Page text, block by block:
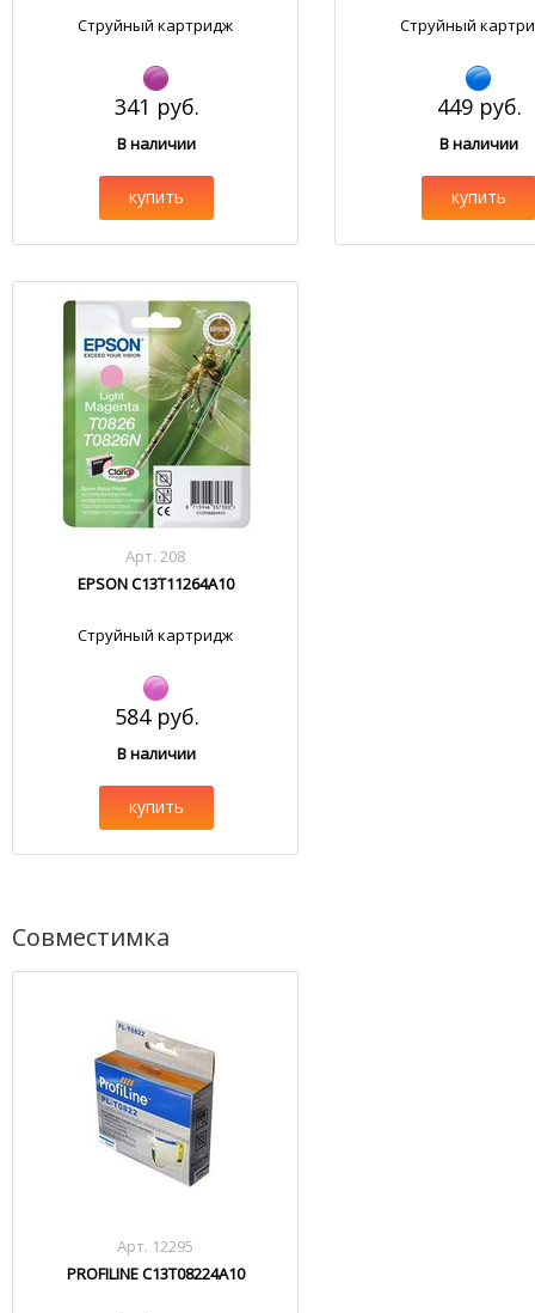
Струйный картридж
341 руб.
В наличии
купить
Струйный
449 руб.
В наличии
купить
Арт. 208
EPSON C13T11264A10
Струйный картридж
584 руб.
В наличии
купить
Совместимка
Арт. 12295
PROFILINE C13T08224A10